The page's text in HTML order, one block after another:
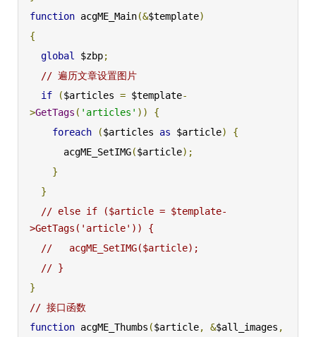
function acgME_Main(&$template)
{
global
$zbp;
// 遍历文章设置图片
if
($articles = $template-
>GetTags ( 'articles' ))
{
foreach
($articles as $article)
{
      acgME_SetIMG
($article);
}
}
// else if ($article = $template-
>GetTags('article')) {
//   acgME_SetIMG($article);
// }
}
// 接口函数
function acgME_Thumbs ($article, &$all_images ,